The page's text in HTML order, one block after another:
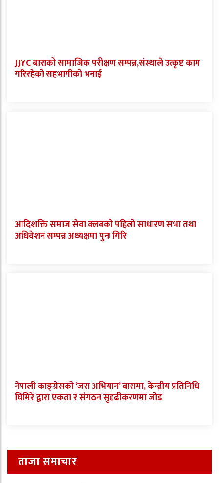
JJYC बाराको सामाजिक परीक्षण सम्पन्न,संस्थाले उत्कृष्ट काम
गरिरहेको सहभागीको भनाई
आदिशक्ति समाज सेवा क्लबको पहिलो साधारण सभा तथा
अधिवेशन सम्पन्न अध्यक्षमा पुनः गिरि
नेपाली काङ्ग्रेसको ‘जरा अभियान’ बारामा, केन्द्रीय प्रतिनिधि
घिमिरे द्वारा एकता र संगठन सुदृढीकरणमा जोड
ताजा समाचार